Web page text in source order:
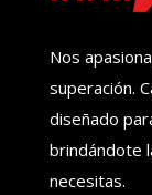
Nos
superación.
diseñado
brindándote
necesitas.